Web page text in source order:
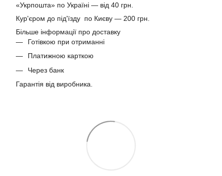
«Укрпошта» по Україні — від 40 грн.
Кур'єром до під'їзду по Києву — 200 грн.
Більше інформації про доставку
Готівкою при отриманні
Платижною карткою
Через банк
Гарантія від виробника.